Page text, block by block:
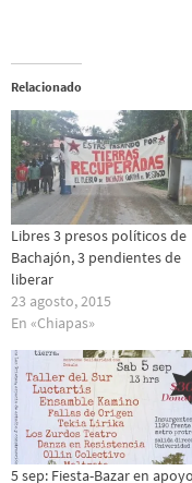
Relacionado
Libres 3 presos políticos de
Bachajón, 3 pendientes de
liberar
23 agosto, 2015
En «Chiapas»
5 sep: Fiesta-Bazar en